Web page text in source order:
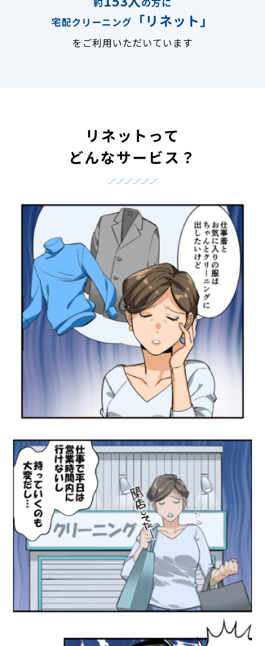
宅配クリーニング
「リネット」
をご利用いただいています
リネットって
どんなサービス？